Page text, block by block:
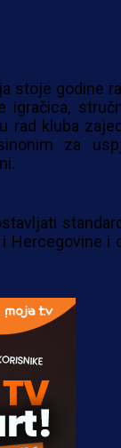
stoje godine
igračica,
rad kluba
za
Hercegovine i